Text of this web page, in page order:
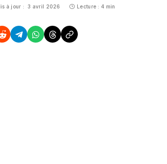
à jour : 3 avril 2026 Lecture : 4 min